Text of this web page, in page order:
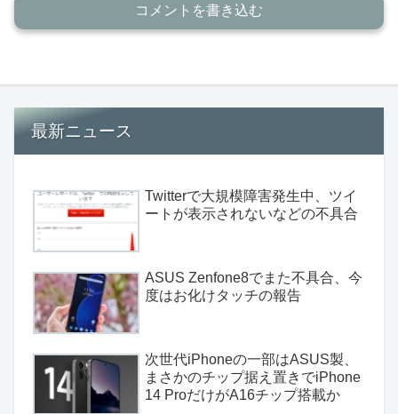
コメントを書き込む
最新ニュース
Twitterで大規模障害発生中、ツイ
ートが表示されないなどの不具合
ASUS Zenfone8でまた不具合、今
度はお化けタッチの報告
次世代iPhoneの一部はASUS製、
まさかのチップ据え置きでiPhone
14 ProだけがA16チップ搭載か